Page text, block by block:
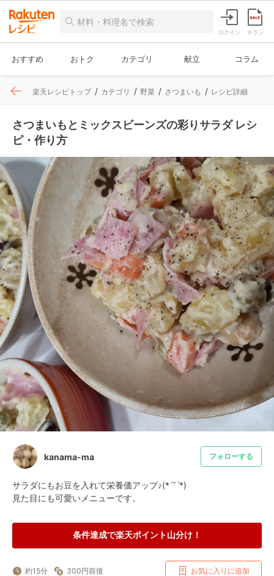
ログイン チラシ
おすすめ おトク カテゴリ 献立 コラム
楽天レシピトップ カテゴリ 野菜 さつまいも レシピ詳細
さつまいもとミックスビーンズの彩りサラダ レシ
ピ・作り方
kanama-ma フォローする
サラダにもお豆を入れて栄養価アップ♪(*ˊ˘ˋ*)
見た目にも可愛いメニューです。
条件達成で楽天ポイント山分け！
約15分 300円前後 お気に入りに追加